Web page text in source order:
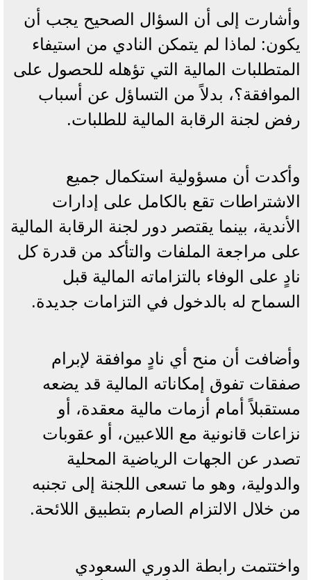
وأشارت إلى أن السؤال الصحيح يجب أن
يكون: لماذا لم يتمكن النادي من استيفاء
المتطلبات المالية التي تؤهله للحصول على
الموافقة؟، بدلاً من التساؤل عن أسباب
رفض لجنة الرقابة المالية للطلبات.
وأكدت أن مسؤولية استكمال جميع
الاشتراطات تقع بالكامل على إدارات
الأندية، بينما يقتصر دور لجنة الرقابة المالية
على مراجعة الملفات والتأكد من قدرة كل
نادٍ على الوفاء بالتزاماته المالية قبل
السماح له بالدخول في التزامات جديدة.
وأضافت أن منح أي نادٍ موافقة لإبرام
صفقات تفوق إمكاناته المالية قد يضعه
مستقبلاً أمام أزمات مالية معقدة، أو
نزاعات قانونية مع اللاعبين، أو عقوبات
تصدر عن الجهات الرياضية المحلية
والدولية، وهو ما تسعى اللجنة إلى تجنبه
من خلال الالتزام الصارم بتطبيق اللائحة.
واختتمت رابطة الدوري السعودي